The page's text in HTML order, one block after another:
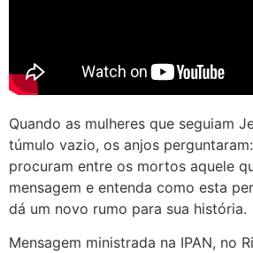
Quando as mulheres que seguiam
túmulo vazio, os anjos
procuram entre os mortos aquele
mensagem e entenda como esta
dá um novo rumo para sua história.
Mensagem ministrada na IPAN, no